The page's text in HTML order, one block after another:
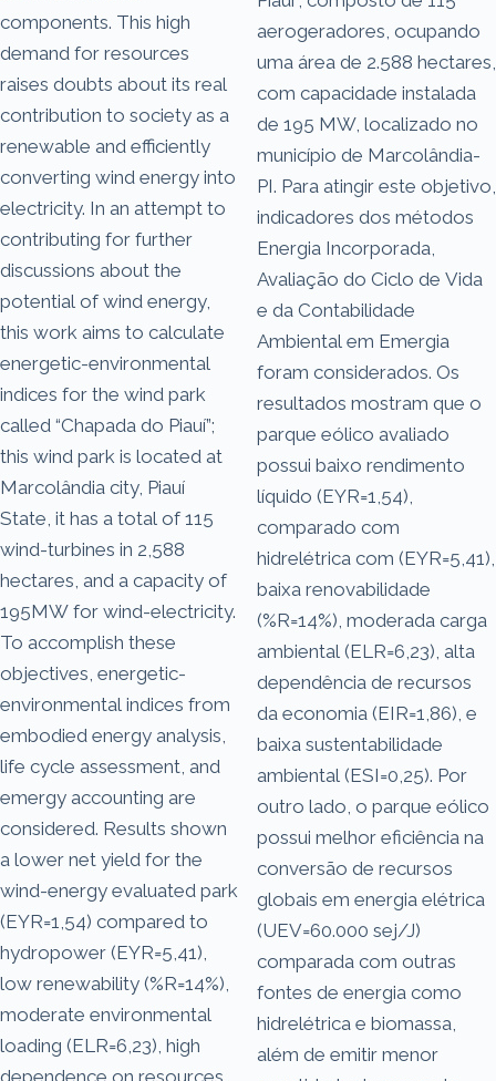
components. This high
demand for resources
raises doubts about its real
contribution to society as a
renewable and efficiently
converting wind energy into
electricity. In an attempt to
contributing for further
discussions about the
potential of wind energy,
this work aims to calculate
energetic-environmental
indices for the wind park
called “Chapada do Piauí”;
this wind park is located at
Marcolândia city, Piauí
State, it has a total of 115
wind-turbines in 2,588
hectares, and a capacity of
195MW for wind-electricity.
To accomplish these
objectives, energetic-
environmental indices from
embodied energy analysis,
life cycle assessment, and
emergy accounting are
considered. Results shown
a lower net yield for the
wind-energy evaluated park
(EYR=1,54) compared to
hydropower (EYR=5,41),
low renewability (%R=14%),
moderate environmental
loading (ELR=6,23), high
dependence on resources
aerogeradores, ocupando
uma área de 2.588 hectares,
com capacidade instalada
de 195 MW, localizado no
município de Marcolândia-
PI. Para atingir este objetivo,
indicadores dos métodos
Energia Incorporada,
Avaliação do Ciclo de Vida
e da Contabilidade
Ambiental em Emergia
foram considerados. Os
resultados mostram que o
parque eólico avaliado
possui baixo rendimento
líquido (EYR=1,54),
comparado com
hidrelétrica com (EYR=5,41),
baixa renovabilidade
(%R=14%), moderada carga
ambiental (ELR=6,23), alta
dependência de recursos
da economia (EIR=1,86), e
baixa sustentabilidade
ambiental (ESI=0,25). Por
outro lado, o parque eólico
possui melhor eficiência na
conversão de recursos
globais em energia elétrica
(UEV=60.000 sej/J)
comparada com outras
fontes de energia como
hidrelétrica e biomassa,
além de emitir menor